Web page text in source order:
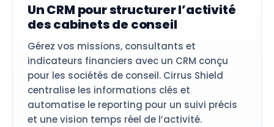
Un CRM pour structurer l’activité
des cabinets de conseil
Gérez vos missions, consultants et
indicateurs financiers avec un CRM conçu
pour les sociétés de conseil. Cirrus Shield
centralise les informations clés et
automatise le reporting pour un suivi précis
et une vision temps réel de l’activité.